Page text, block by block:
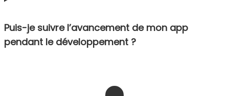
Puis-je suivre l’avancement de mon app
pendant le développement ?